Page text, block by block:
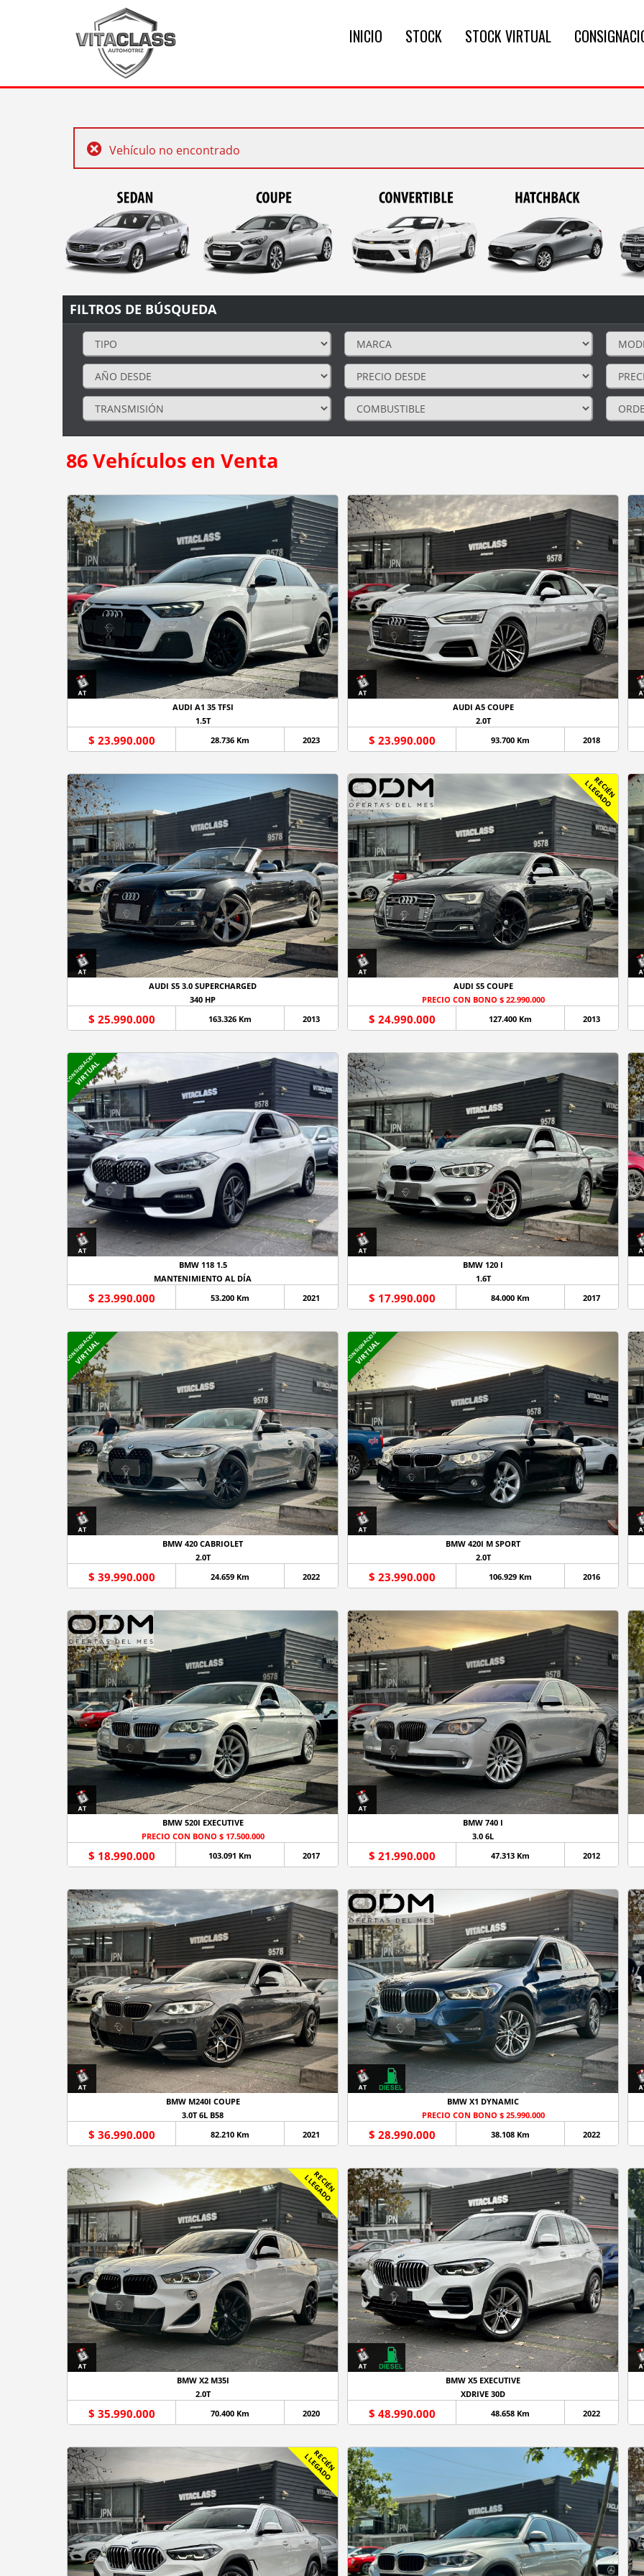
INICIO STOCK STOCK VIRTUAL
Vehículo no encontrado
FILTROS DE BÚSQUEDA
86Vehículos en Venta
AUDI A1 35 TFSI
1.5T
$ 23.990.000 28.736 Km 2023
AUDI A5 COUPE
2.0T
$ 23.990.000 93.700 Km 2018
AUDI S5 3.0 SUPERCHARGED
340 HP
$ 25.990.000 163.326 Km 2013
R
E
C
I
É
N
L
L
E
G
A
D
O
AUDI S5 COUPE
PRECIO CON BONO $ 22.990.000
$ 24.990.000 127.400 Km 2013
CONSIGNACION
VIRTUAL
BMW 118 1.5
MANTENIMIENTO AL DÍA
$ 23.990.000 53.200 Km 2021
BMW 120 I
1.6T
$ 17.990.000 84.000 Km 2017
CONSIGNACION
VIRTUAL
BMW 420 CABRIOLET
2.0T
$ 39.990.000 24.659 Km 2022
CONSIGNACION
VIRTUAL
BMW 420I M SPORT
2.0T
$ 23.990.000 106.929 Km 2016
BMW 520I EXECUTIVE
PRECIO CON BONO $ 17.500.000
$ 18.990.000 103.091 Km 2017
BMW 740 I
3.0 6L
$ 21.990.000 47.313 Km 2012
BMW M240I COUPE
3.0T 6L B58
$ 36.990.000 82.210 Km 2021
BMW X1 DYNAMIC
PRECIO CON BONO $ 25.990.000
$ 28.990.000 38.108 Km 2022
R
E
C
I
É
N
L
L
E
G
A
D
O
BMW X2 M35I
2.0T
$ 35.990.000 70.400 Km 2020
BMW X5 EXECUTIVE
XDRIVE 30D
$ 48.990.000 48.658 Km 2022
R
E
C
I
É
N
L
L
E
G
A
D
O